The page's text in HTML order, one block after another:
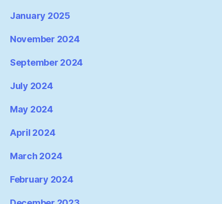
January 2025
November 2024
September 2024
July 2024
May 2024
April 2024
March 2024
February 2024